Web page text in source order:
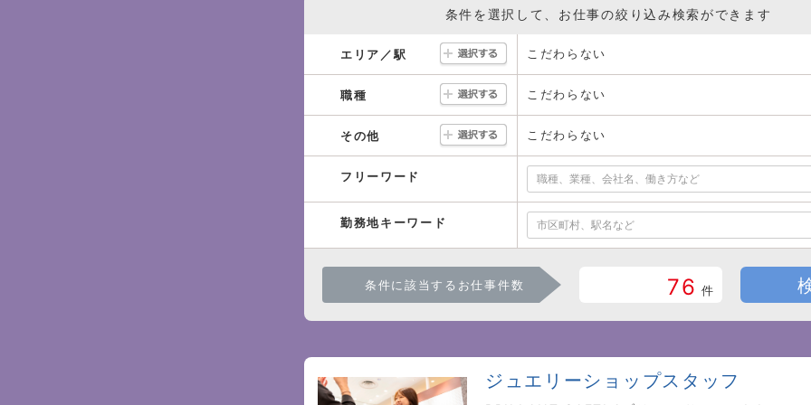
条件を選択して、お仕事の絞り込み検索ができます
エリア／駅 こだわらない
職種 こだわらない
その他 こだわらない
フリーワード
勤務地キーワード
条件に該当するお仕事件数 76 件
ジュエリーショップスタッフ